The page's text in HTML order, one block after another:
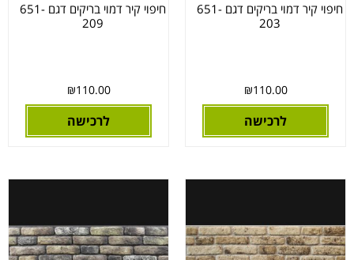
חיפוי קיר דמוי בריקים דגם 651-
203
₪110.00
לרכישה
חיפוי קיר דמוי בריקים דגם 651-
209
₪110.00
לרכישה